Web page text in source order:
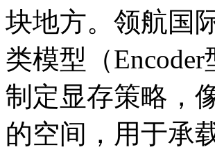
块地方。领航国
类模型（Encoder
制定显存策略
的空间，用于